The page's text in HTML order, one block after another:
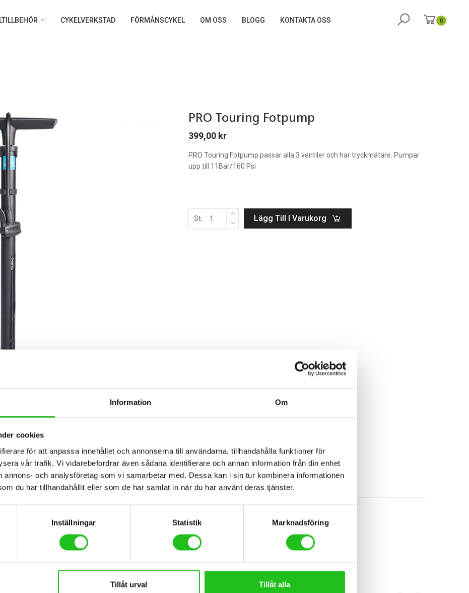
Information Om
cookies
för att anpassa innehållet och annonserna till användarna, tillhandahålla funktioner för
vår trafik. Vi vidarebefordrar även sådana identifierare och annan information från din enhet
annons- och analysföretag som vi samarbetar med. Dessa kan i sin tur kombinera informationen
du har tillhandahållit eller som de har samlat in när du har använt deras tjänster.
Inställningar Statistik Marknadsföring
Tillåt urval Tillåt alla
CYKELVERKSTAD FÖRMÅNSCYKEL OM OSS BLOGG KONTAKTA OSS 0
PRO Touring Fotpump
399,00 kr
PRO Touring Fotpump passar alla 3 ventiler och har tryckmätare. Pumpar
upp till 11Bar/160 Psi
St. Lägg Till I Varukorg
tryckmätare. Pumpar upp till 11Bar/160 Psi